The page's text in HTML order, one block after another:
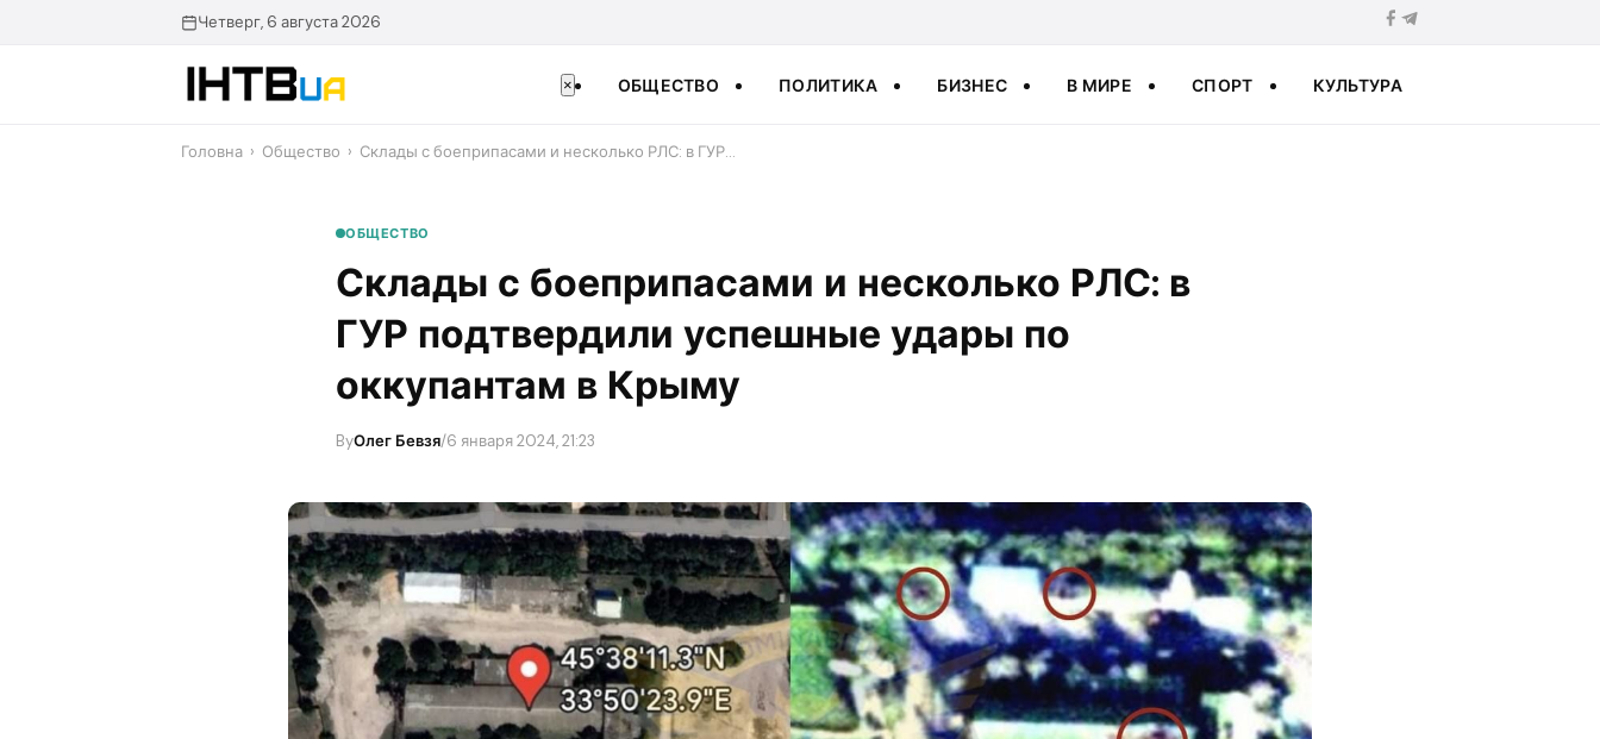
Четверг, 6 августа 2026
× ОБЩЕСТВО ПОЛИТИКА БИЗНЕС В МИРЕ СПОРТ КУЛЬТУРА
Головна › Общество › Склады с боеприпасами и несколько РЛС: в ГУР…
ОБЩЕСТВО
Склады с боеприпасами и несколько РЛС: в
ГУР подтвердили успешные удары по
оккупантам в Крыму
ByОлег Бевзя/6 января 2024, 21:23